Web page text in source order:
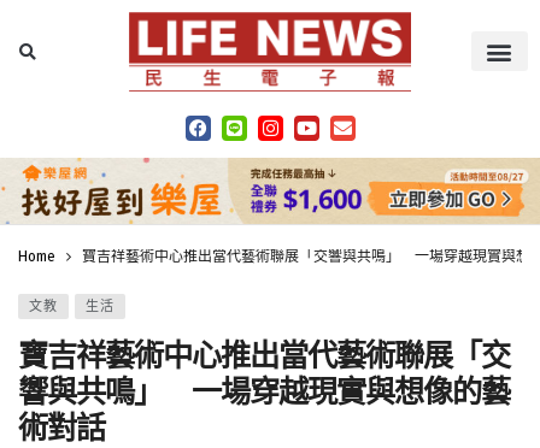
Home 寶吉祥藝術中心推出當代藝術聯展「交響與共鳴」 一場穿越現實與想
文教 生活
寶吉祥藝術中心推出當代藝術聯展「交
響與共鳴」 一場穿越現實與想像的藝
術對話